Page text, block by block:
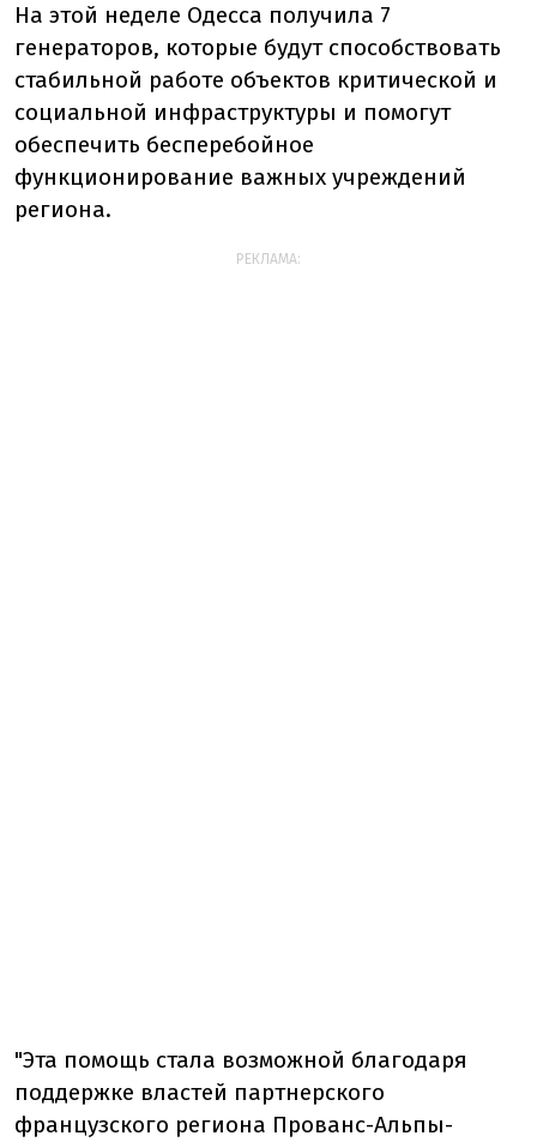
На этой неделе Одесса получила 7
генераторов, которые будут способствовать
стабильной работе объектов критической и
социальной инфраструктуры и помогут
обеспечить бесперебойное
функционирование важных учреждений
региона.
РЕКЛАМА:
"Эта помощь стала возможной благодаря
поддержке властей партнерского
французского региона Прованс-Альпы-